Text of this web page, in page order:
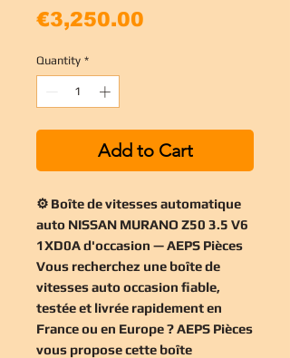
€3,250.00
Quantity *
Add to Cart
⚙️ Boîte de vitesses automatique
auto NISSAN MURANO Z50 3.5 V6
1XD0A d'occasion — AEPS Pièces
Vous recherchez une boîte de
vitesses auto occasion fiable,
testée et livrée rapidement en
France ou en Europe ? AEPS Pièces
vous propose cette boîte